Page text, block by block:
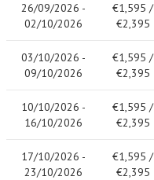
26/09/2026 -
02/10/2026
€1,595 /
€2,395
03/10/2026 -
09/10/2026
€1,595 /
€2,395
10/10/2026 -
16/10/2026
€1,595 /
€2,395
17/10/2026 -
23/10/2026
€1,595 /
€2,395